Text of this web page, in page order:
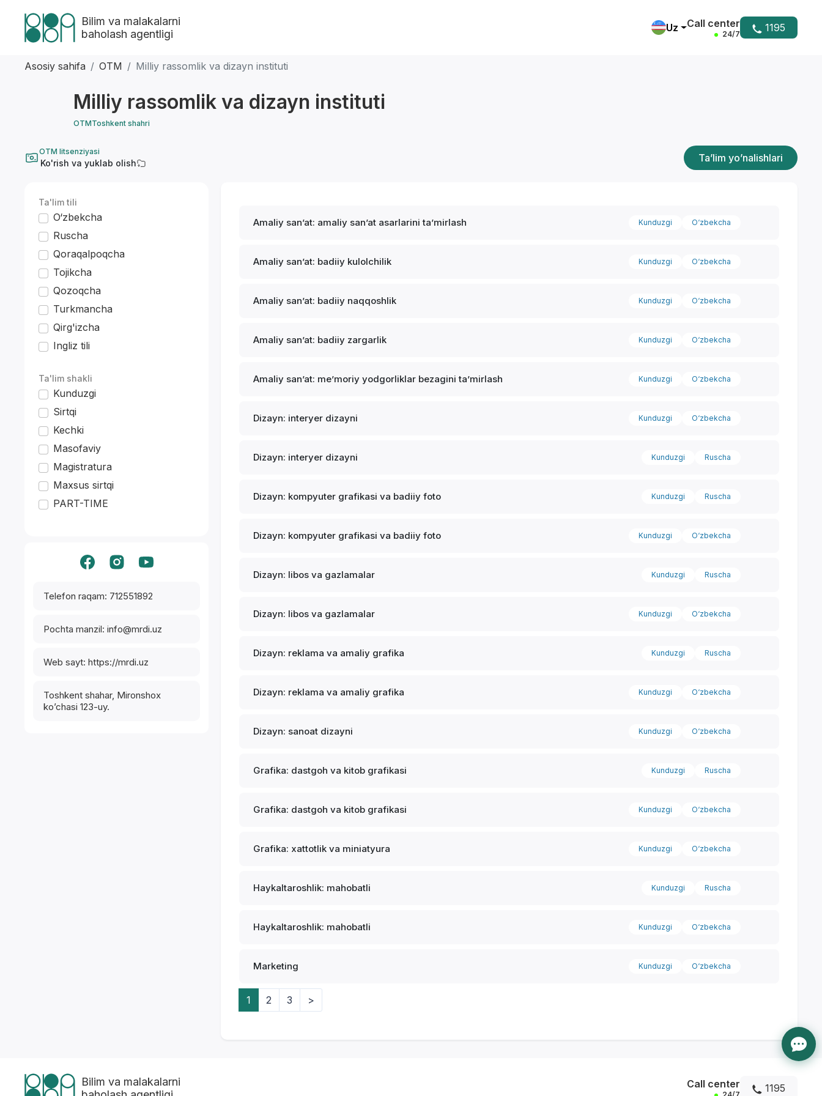
Bilim va malakalarni
baholash agentligi
Uz Call center
24/7 1195
Asosiy sahifa OTM Milliy rassomlik va dizayn instituti
Milliy rassomlik va dizayn instituti
OTMToshkent shahri
OTM litsenziyasi
Ko'rish va yuklab olish Ta’lim yo’nalishlari
Ta'lim tili
O‘zbekcha
Ruscha
Qoraqalpoqcha
Tojikcha
Qozoqcha
Turkmancha
Qirg'izcha
Ingliz tili
Ta'lim shakli
Kunduzgi
Sirtqi
Kechki
Masofaviy
Magistratura
Maxsus sirtqi
PART-TIME
Telefon raqam: 712551892
Pochta manzil: info@mrdi.uz
Web sayt: https://mrdi.uz
Toshkent shahar, Mironshox
ko’chasi 123-uy.
Amaliy sanʼat: amaliy sanʼat asarlarini taʼmirlash Kunduzgi O‘zbekcha
Amaliy sanʼat: badiiy kulolchilik Kunduzgi O‘zbekcha
Amaliy sanʼat: badiiy naqqoshlik Kunduzgi O‘zbekcha
Amaliy sanʼat: badiiy zargarlik Kunduzgi O‘zbekcha
Amaliy sanʼat: meʼmoriy yodgorliklar bezagini taʼmirlash Kunduzgi O‘zbekcha
Dizayn: interyer dizayni Kunduzgi O‘zbekcha
Dizayn: interyer dizayni Kunduzgi Ruscha
Dizayn: kompyuter grafikasi va badiiy foto Kunduzgi Ruscha
Dizayn: kompyuter grafikasi va badiiy foto Kunduzgi O‘zbekcha
Dizayn: libos va gazlamalar Kunduzgi Ruscha
Dizayn: libos va gazlamalar Kunduzgi O‘zbekcha
Dizayn: reklama va amaliy grafika Kunduzgi Ruscha
Dizayn: reklama va amaliy grafika Kunduzgi O‘zbekcha
Dizayn: sanoat dizayni Kunduzgi O‘zbekcha
Grafika: dastgoh va kitob grafikasi Kunduzgi Ruscha
Grafika: dastgoh va kitob grafikasi Kunduzgi O‘zbekcha
Grafika: xattotlik va miniatyura Kunduzgi O‘zbekcha
Haykaltaroshlik: mahobatli Kunduzgi Ruscha
Haykaltaroshlik: mahobatli Kunduzgi O‘zbekcha
Marketing Kunduzgi O‘zbekcha
1 2 3 >
Bilim va malakalarni
Call center
24/7 1195
Yordam markazi